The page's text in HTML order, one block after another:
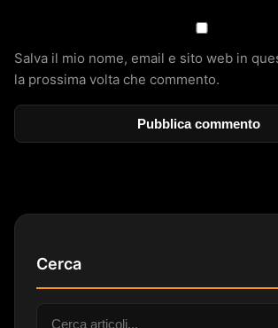
Salva il mio nome, email e sito web in
la prossima volta che commento.
Cerca
Cerca: